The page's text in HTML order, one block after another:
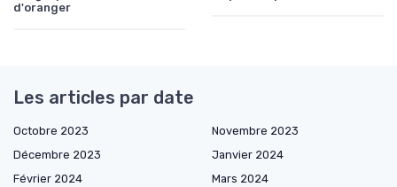
d'oranger
Les articles par date
Octobre 2023
Novembre 2023
Décembre 2023
Janvier 2024
Février 2024
Mars 2024